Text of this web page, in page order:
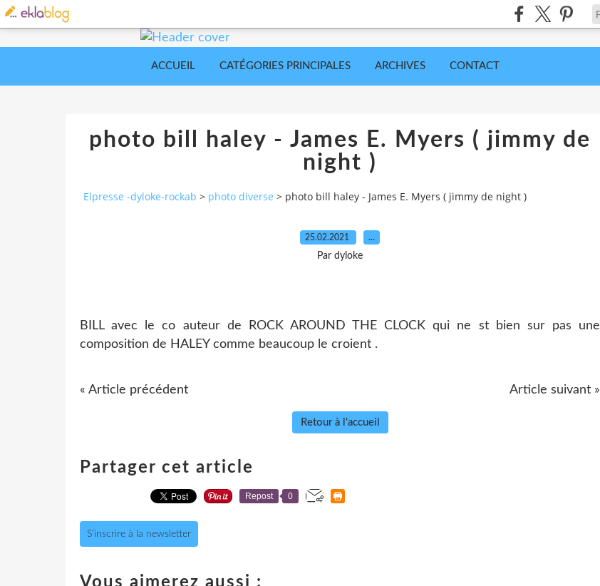
ACCUEIL CATÉGORIES PRINCIPALES ARCHIVES CONTACT
photo bill haley - James E. Myers ( jimmy de
night )
Elpresse -dyloke-rockab > photo diverse > photo bill haley - James E. Myers ( jimmy de night )
25.02.2021 …
Par dyloke
BILL avec le co auteur de ROCK AROUND THE CLOCK qui ne st bien sur pas une
composition de HALEY comme beaucoup le croient .
« Article précédent Article suivant »
Retour à l'accueil
Partager cet article
Repost 0
S'inscrire à la newsletter
Vous aimerez aussi :